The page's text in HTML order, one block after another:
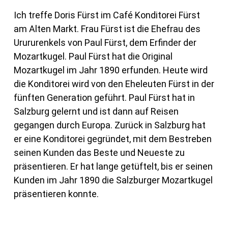
Ich treffe Doris Fürst im Café Konditorei Fürst
am Alten Markt. Frau Fürst ist die Ehefrau des
Urururenkels von Paul Fürst, dem Erfinder der
Mozartkugel. Paul Fürst hat die Original
Mozartkugel im Jahr 1890 erfunden. Heute wird
die Konditorei wird von den Eheleuten Fürst in der
fünften Generation geführt. Paul Fürst hat in
Salzburg gelernt und ist dann auf Reisen
gegangen durch Europa. Zurück in Salzburg hat
er eine Konditorei gegründet, mit dem Bestreben
seinen Kunden das Beste und Neueste zu
präsentieren. Er hat lange getüftelt, bis er seinen
Kunden im Jahr 1890 die Salzburger Mozartkugel
präsentieren konnte.